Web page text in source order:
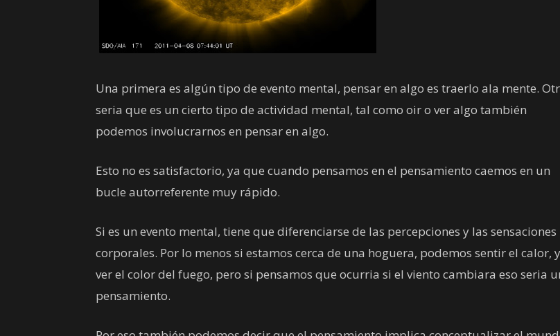
Una primera es algún tipo de evento mental, pensar en algo es traerlo ala mente.
seria que es un cierto tipo de actividad mental, tal como oir o ver algo también
podemos involucrarnos en pensar en algo.
Esto no es satisfactorio, ya que cuando pensamos en el pensamiento caemos en un
bucle autorreferente muy rápido.
Si es un evento mental, tiene que diferenciarse de las percepciones y las sensaciones
corporales. Por lo menos si estamos cerca de una hoguera, podemos sentir el calor, y
ver el color del fuego, pero si pensamos que ocurria si el viento cambiara eso seria
pensamiento.